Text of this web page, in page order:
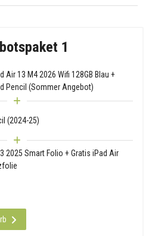
1
Air 13 M4 2026 Wifi 128GB Blau +
Pencil (Sommer Angebot)
(2024-25)
2025 Smart Folio + Gratis iPad Air